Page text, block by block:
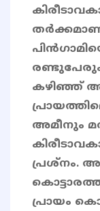
കഴിഞ്ഞ്
അമീനും
പ്രശ്നം.
പ്രായം